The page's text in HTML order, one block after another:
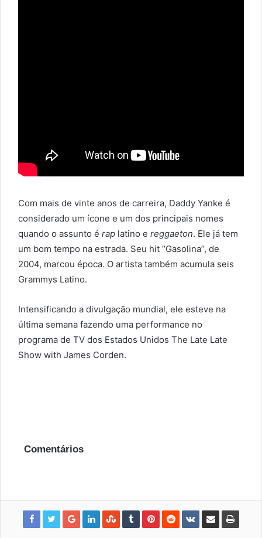
Com mais de vinte anos de carreira, Daddy Yanke é
considerado um ícone e um dos principais nomes
quando o assunto é rap latino e reggaeton. Ele já tem
um bom tempo na estrada. Seu hit “Gasolina”, de
2004, marcou época. O artista também acumula seis
Grammys Latino.
Intensificando a divulgação mundial, ele esteve na
última semana fazendo uma performance no
programa de TV dos Estados Unidos The Late Late
Show with James Corden.
Comentários